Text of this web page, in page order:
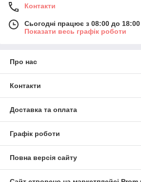
Контакти
Сьогодні працює з 08:00 до 18:00
Показати весь графік роботи
Про нас
Контакти
Доставка та оплата
Графік роботи
Повна версія сайту